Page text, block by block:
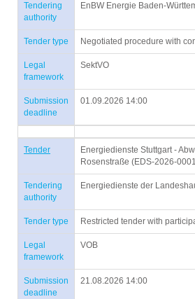
Tendering
authority
EnBW Energie Baden-
Tender type Negotiated procedure with
Legal
framework
SektVO
Submission
deadline
01.09.2026 14:00
Tender
Energiedienste Stuttgart -
Rosenstraße (EDS-2026-
Tendering
authority
Energiedienste der
Tender type Restricted tender with
Legal
framework
VOB
Submission
deadline
21.08.2026 14:00